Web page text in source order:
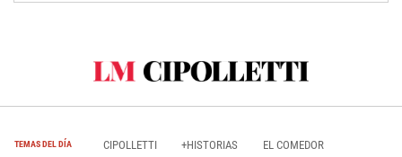
TEMAS DEL DÍA CIPOLLETTI +HISTORIAS EL COMEDOR